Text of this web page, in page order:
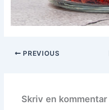
PREVIOUS
Skriv en kommentar